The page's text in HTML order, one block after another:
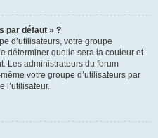
par défaut » ?
d’utilisateurs, votre groupe
déterminer quelle sera la couleur et
Les administrateurs du forum
votre groupe d’utilisateurs par
l’utilisateur.